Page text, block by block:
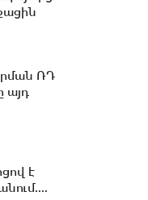
է
է
2026-
ՌԴ
այդ
է